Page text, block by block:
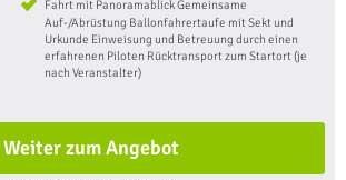
Fahrt mit Panoramablick Gemeinsame
Auf-/Abrüstung Ballonfahrertaufe mit Sekt und
Urkunde Einweisung und Betreuung durch einen
erfahrenen Piloten Rücktransport zum Startort (je
nach Veranstalter)
Weiter zum Angebot